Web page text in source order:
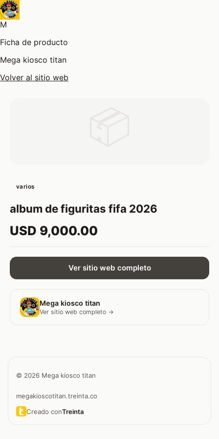
M
Ficha de producto
Mega kiosco titan
Volver al sitio web
varios
album de figuritas fifa 2026
USD 9,000.00
Ver sitio web completo
Mega kiosco titan
Ver sitio web completo →
© 2026 Mega kiosco titan
megakioscotitan.treinta.co
Creado conTreinta